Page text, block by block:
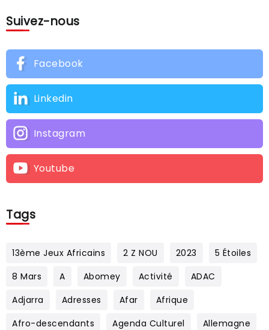
Suivez-nous
Facebook
Linkedin
Instagram
Youtube
Tags
13ème Jeux Africains 2 Z NOU 2023
5 Étoiles
8 Mars
A Abomey Activité
ADAC
Adjarra
Adresses Afar
Afrique
Afro-descendants
Agenda Culturel Allemagne